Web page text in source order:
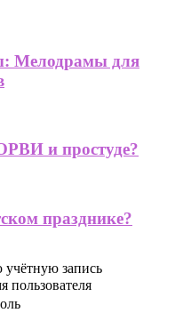
Мелодрамы для
и простуде?
празднике?
запись
пользователя